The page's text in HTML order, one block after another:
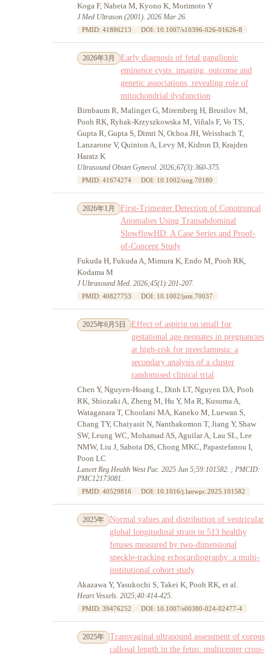
Koga F, Nabeta M, Kyono K, Morimoto Y
J Med Ultrason (2001). 2026 Mar 26.
PMID: 41886213 DOI: 10.1007/s10396-026-01626-8
2026年3月
Early diagnosis of fetal ganglionic
eminence cysts: imaging, outcome and
genetic associations, revealing role of
mitochondrial dysfunction
Birnbaum R, Malinger G, Miremberg H, Brusilov M,
Pooh RK, Rybak-Krzyszkowska M, Viñals F, Vo TS,
Gupta R, Gupta S, Dimri N, Ochoa JH, Weissbach T,
Lanzarone V, Quinton A, Levy M, Kidron D, Krajden
Haratz K
Ultrasound Obstet Gynecol. 2026;67(3):360-375.
PMID: 41674274 DOI: 10.1002/uog.70180
2026年1月
First-Trimester Detection of Conotruncal
Anomalies Using Transabdominal
SlowflowHD: A Case Series and Proof-
of-Concept Study
Fukuda H, Fukuda A, Mimura K, Endo M, Pooh RK,
Kodama M
J Ultrasound Med. 2026;45(1):201-207.
PMID: 40827753 DOI: 10.1002/jum.70037
2025年6月5日
Effect of aspirin on small for
gestational age neonates in pregnancies
at high-risk for preeclampsia: a
secondary analysis of a cluster
randomised clinical trial
Chen Y, Nguyen-Hoang L, Dinh LT, Nguyen DA, Pooh
RK, Shiozaki A, Zheng M, Hu Y, Ma R, Kusuma A,
Wataganara T, Choolani MA, Kaneko M, Luewan S,
Chang TY, Chaiyasit N, Nanthakomon T, Jiang Y, Shaw
SW, Leung WC, Mohamad AS, Aguilar A, Lau SL, Lee
NMW, Liu J, Sahota DS, Chong MKC, Papastefanou I,
Poon LC
Lancet Reg Health West Pac. 2025 Jun 5;59:101582. ; PMCID:
PMC12173081.
PMID: 40529816 DOI: 10.1016/j.lanwpc.2025.101582
2025年
Normal values and distribution of ventricular
global longitudinal strain in 513 healthy
fetuses measured by two-dimensional
speckle-tracking echocardiography: a multi-
institutional cohort study
Akazawa Y, Yasukochi S, Takei K, Pooh RK, et al.
Heart Vessels. 2025;40:414-425.
PMID: 39476252 DOI: 10.1007/s00380-024-02477-4
2025年
Transvaginal ultrasound assessment of corpus
callosal length in the fetus: multicenter cross-